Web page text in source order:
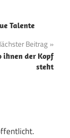
Talente
Beitrag
ihnen der Kopf
steht